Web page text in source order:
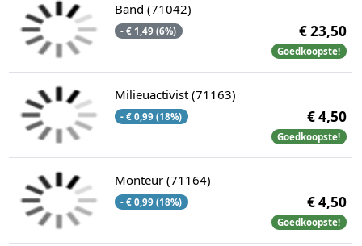
Band (71042)
- € 1,49 (6%) € 23,50
Goedkoopste!
Milieuactivist (71163)
- € 0,99 (18%) € 4,50
Goedkoopste!
Monteur (71164)
- € 0,99 (18%) € 4,50
Goedkoopste!